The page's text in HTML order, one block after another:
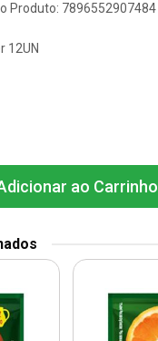
Produto: 7896552907484
12UN
ao Carrinho